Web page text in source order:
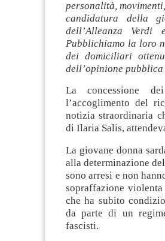
personalità,
candidatura della
dell’Alleanza
Pubblichiamo la loro
dei domiciliari
dell’opinione pubblica
La concessione
l’accoglimento del
notizia straordinaria
di Ilaria Salis,
La giovane donna
alla determinazione
sono arresi e non
sopraffazione
che ha subito
da parte di un
fascisti.